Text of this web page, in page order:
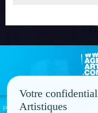
Politique de confidentialité
Votre
Artistiques